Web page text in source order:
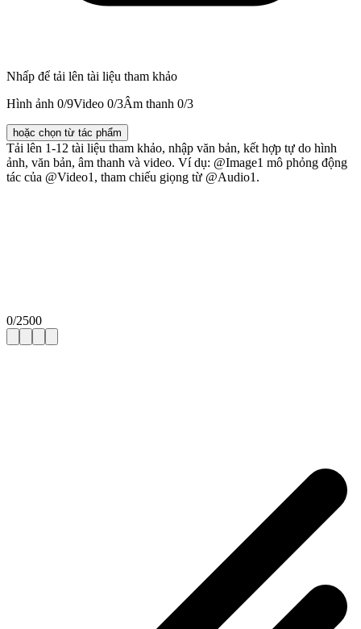
Nhấp để tải lên tài liệu tham khảo
Hình ảnh 0/9Video 0/3Âm thanh 0/3
hoặc chọn từ tác phẩm
Tải lên 1-12 tài liệu tham khảo, nhập văn bản, kết hợp tự do hình
ảnh, văn bản, âm thanh và video. Ví dụ: @Image1 mô phỏng động
tác của @Video1, tham chiếu giọng từ @Audio1.
0/2500